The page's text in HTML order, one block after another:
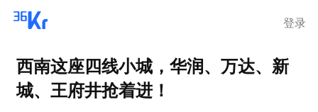
登录
西南这座四线小城，华润、万达、新
城、王府井抢着进！